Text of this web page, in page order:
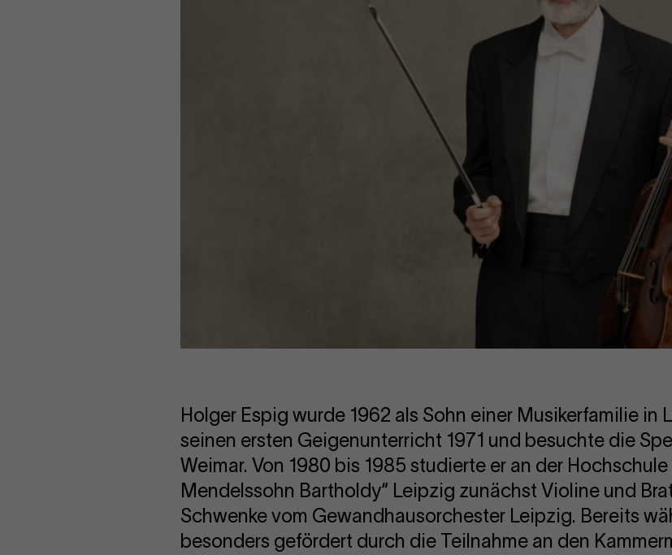
Holger Espig wurde 1962 als Sohn einer Musikerfamilie in
seinen ersten Geigenunterricht 1971 und besuchte die
Weimar. Von 1980 bis 1985 studierte er an der
Mendelssohn Bartholdy“ Leipzig zunächst Violine und
Schwenke vom Gewandhausorchester Leipzig. Bereits
besonders gefördert durch die Teilnahme an den